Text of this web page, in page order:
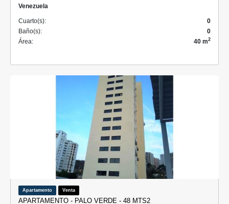
Venezuela
Cuarto(s):
0
Baño(s):
0
Área:
40 m2
Apartamento Venta
APARTAMENTO - PALO VERDE - 48 MTS2